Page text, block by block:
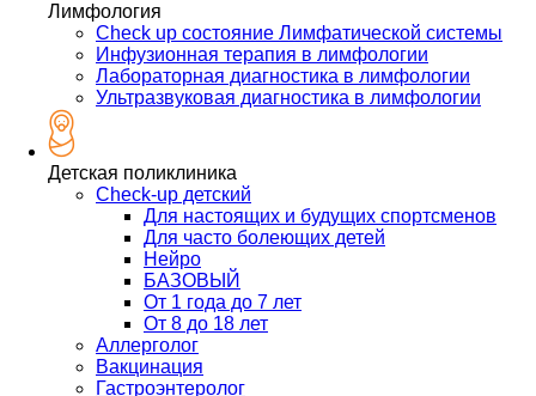
Лимфология
Check up состояние Лимфатической системы
Инфузионная терапия в лимфологии
Лабораторная диагностика в лимфологии
Ультразвуковая диагностика в лимфологии
Детская поликлиника
Check-up детский
Для настоящих и будущих спортсменов
Для часто болеющих детей
Нейро
БАЗОВЫЙ
От 1 года до 7 лет
От 8 до 18 лет
Аллерголог
Вакцинация
Гастроэнтеролог